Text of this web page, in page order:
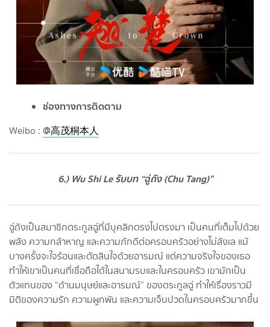
ช่องทางการติดตาม
Weibo : @高茂桐本人
6.) Wu Shi Le รับบท “ฉู่ถัง (Chu Tang)”
ฉู่ถังเป็นสมาชิกตระกูลฉู่ที่มีบุคลิกตรงไปตรงมา เป็นคนที่เต็มไปด้วย
พลัง ความกล้าหาญ และความภักดีต่อครอบครัวอย่างไม่ลังเล แม้
บางครั้งจะใจร้อนและตัดสินใจด้วยอารมณ์ แต่ความจริงใจของเธอ
ทำให้เขาเป็นคนที่เชื่อถือได้ในสนามรบและในครอบครัว เขามักเป็น
ตัวแทนของ “ด้านมนุษย์และอารมณ์” ของตระกูลฉู่ ทำให้เรื่องราวมี
มิติของความรัก ความผูกพัน และความเจ็บปวดในครอบครัวมากขึ้น